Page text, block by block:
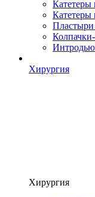
Катетеры
Пластыри
Хирургия
Хирургия